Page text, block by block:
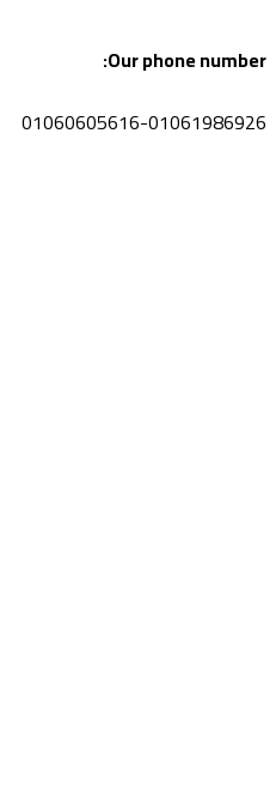
Our phone number:
01060605616-01061986926